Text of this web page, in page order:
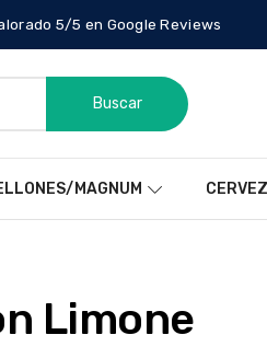
5/5 en Google Reviews
Buscar
MAGNUM
Limone